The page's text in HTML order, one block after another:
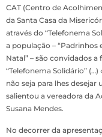
CAT (Centro de
da Santa Casa da
através do “Telefonema
a população – “Padrinhos
Natal” – são convidados a
“Telefonema Solidário”
não seja para lhes desejar
salientou a vereadora da
Susana Mendes.
No decorrer da